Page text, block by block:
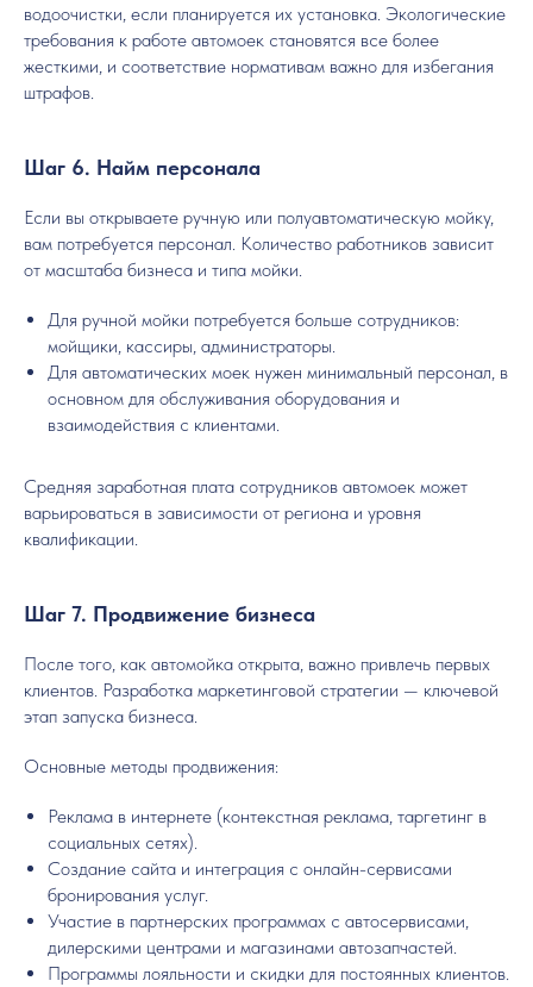
водоочистки, если планируется их установка. Экологические
требования к работе автомоек становятся все более
жесткими, и соответствие нормативам важно для избегания
штрафов.
Шаг 6. Найм персонала
Если вы открываете ручную или полуавтоматическую мойку,
вам потребуется персонал. Количество работников зависит
от масштаба бизнеса и типа мойки.
Для ручной мойки потребуется больше сотрудников:
мойщики, кассиры, администраторы.
Для автоматических моек нужен минимальный персонал, в
основном для обслуживания оборудования и
взаимодействия с клиентами.
Средняя заработная плата сотрудников автомоек может
варьироваться в зависимости от региона и уровня
квалификации.
Шаг 7. Продвижение бизнеса
После того, как автомойка открыта, важно привлечь первых
клиентов. Разработка маркетинговой стратегии — ключевой
этап запуска бизнеса.
Основные методы продвижения:
Реклама в интернете (контекстная реклама, таргетинг в
социальных сетях).
Создание сайта и интеграция с онлайн-сервисами
бронирования услуг.
Участие в партнерских программах с автосервисами,
дилерскими центрами и магазинами автозапчастей.
Программы лояльности и скидки для постоянных клиентов.